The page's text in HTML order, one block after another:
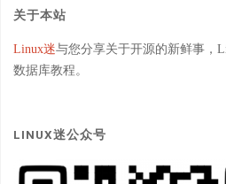
关于本站
Linux迷与您分享关于开源的新鲜事，
数据库教程。
LINUX迷公众号